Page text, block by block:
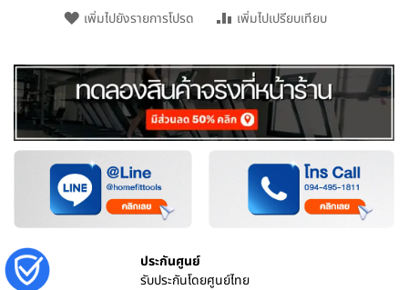
เพิ่มไปยังรายการโปรด เพิ่มไปเปรียบเทียบ
ประกันศูนย์
รับประกันโดยศูนย์ไทย